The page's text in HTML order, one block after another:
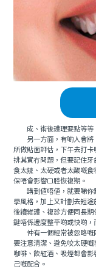
成、術後護理要點等等
另一方面，有啲人會將
所做貼面評估，下午去打
排其實冇問題，但要記住
食太辣、太硬或者太酸嘅
保唔會影響口腔恢複期。
講到值唔值，就要睇你
學風格，加上又計劃去短
後續維護、複診方便同長
鍵唔係邊度整平啲或快啲
仲有一個經常被忽略嘅
要注意清潔、避免咬太硬
咖啡、飲紅酒、吸煙都會
己嘅配合。